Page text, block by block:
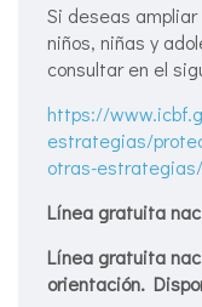
Si deseas
niños, niñas y
consultar en el
https://
estrategias/
otras-
Línea gratuita
Línea gratuita
orientación.